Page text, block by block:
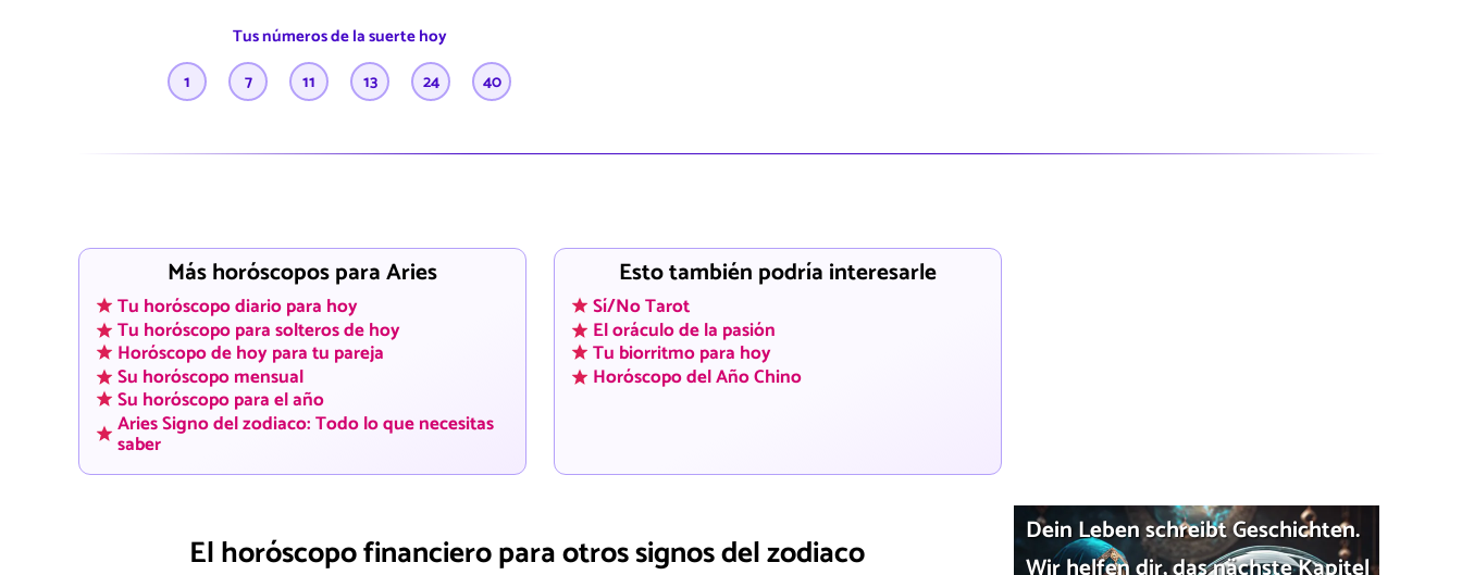
Tus números de la suerte hoy
1
7 11 13 24 40
Más horóscopos para Aries
Tu horóscopo diario para hoy
Tu horóscopo para solteros de hoy
Horóscopo de hoy para tu pareja
Su horóscopo mensual
Su horóscopo para el año
Aries Signo del zodiaco: Todo lo que necesitas
saber
Esto también podría interesarle
Sí/No Tarot
El oráculo de la pasión
Tu biorritmo para hoy
Horóscopo del Año Chino
El horóscopo financiero para otros signos del zodiaco
Dein Leben schreibt Geschichten.